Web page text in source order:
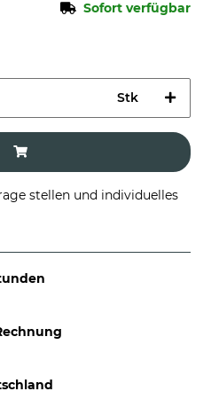
Sofort verfügbar
Stk
stellen und individuelles